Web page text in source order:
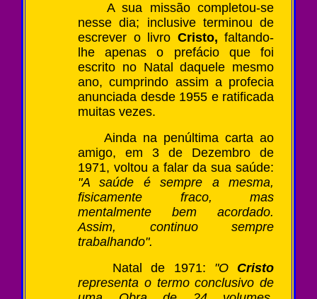
A sua missão completou-se
nesse dia; inclusive terminou de
escrever o livro Cristo, faltando-
lhe apenas o prefácio que foi
escrito no Natal daquele mesmo
ano, cumprindo assim a profecia
anunciada desde 1955 e ratificada
muitas vezes.
Ainda na penúltima carta ao
amigo, em 3 de Dezembro de
1971, voltou a falar da sua saúde:
"A saúde é sempre a mesma,
fisicamente fraco, mas
mentalmente bem acordado.
Assim, continuo sempre
trabalhando".
Natal de 1971: "O Cristo
representa o termo conclusivo de